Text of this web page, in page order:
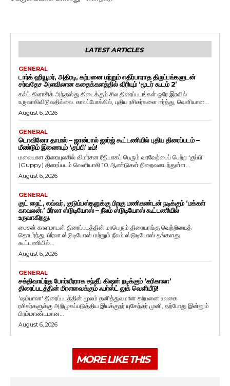
LATEST ARTICLES
GENERAL
டார்க் ஹியூமர், அதிரடி, கற்பனை மற்றும் எதிர்பாராத திருப்பங்களுடன்
சர்வதேச அளவிலான கதைக்களத்தில் விரியும் ‘மூடர் கூடம் 2’
கல்ட் கிளாசிக் அந்தஸ்து கிடைக்கும் சில திரைப்படங்கள் ஒரே இரவில்
உருவாகிவிடுவதில்லை. காலப்போக்கில், புதிய ரசிகர்களை ஈர்த்து, வெளியான...
August 6, 2026
GENERAL
டொவினோ தாமஸ் – ஜான்பால் ஜார்ஜ் கூட்டணியில் புதிய திரைப்படம் –
மீண்டும் இணையும் ‘குப்பி’ டீம்!
மலையாள திரையுலகில் விமர்சன ரீதியாகப் பெரும் வரவேற்பைப் பெற்ற ‘குப்பி’
(Guppy) திரைப்படம் வெளியாகி 10 ஆண்டுகள் நிறைவடைந்துள்ள...
August 6, 2026
GENERAL
குட் நைட், லவ்வர், குடும்பஸ்தனுக்கு பிறகு மணிகண்டன் நடிக்கும் ‘மக்கள்
காவலன்.’ பிர்லா ஸ்டுடியோஸ் – நீலம் ஸ்டுடியோஸ் கூட்டணியில்
உருவாகிறது.
பைசன் காளமாடன் திரைப்படத்தின் மாபெரும் திரையரங்கு வெற்றியைத்
தொடர்ந்து, பிர்லா ஸ்டுடியோஸ் மற்றும் நீலம் ஸ்டுடியோஸ் தங்களது
கூட்டணியில்...
August 6, 2026
GENERAL
சக்திவாய்ந்த போர்வீரராக சந்தீப் கிஷன் நடிக்கும் ‘கரிகாலா’
திரைப்படத்தின் மிரளவைக்கும் ஃபர்ஸ்ட் லுக் வெளியீடு!
'ஷம்பாலா' திரைப்படத்தின் மூலம் தனித்துவமான கற்பனை உலகை
ரசிகர்களுக்கு அறிமுகப்படுத்திய இயக்குநர் யுகேந்தர் முனி, தற்போது இன்னும்
பிரம்மாண்டமான...
August 6, 2026
MORE LIKE THIS